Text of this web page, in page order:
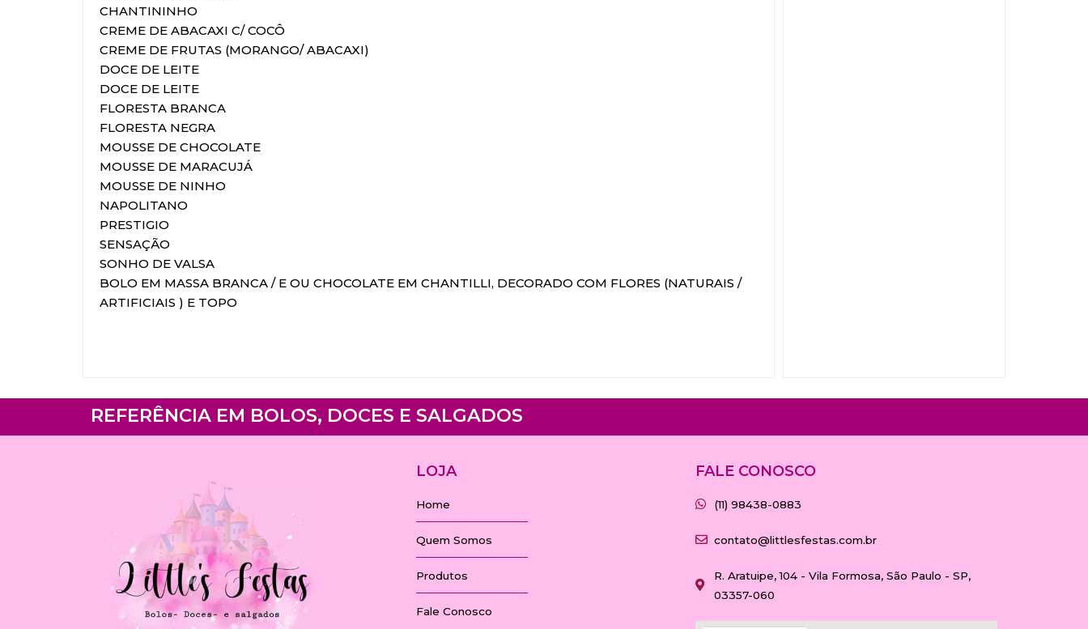
CHANTININHO
CREME DE ABACAXI C/ COCÔ
CREME DE FRUTAS (MORANGO/ ABACAXI)
DOCE DE LEITE
DOCE DE LEITE
FLORESTA BRANCA
FLORESTA NEGRA
MOUSSE DE CHOCOLATE
MOUSSE DE MARACUJÁ
MOUSSE DE NINHO
NAPOLITANO
PRESTIGIO
SENSAÇÃO
SONHO DE VALSA
BOLO EM MASSA BRANCA / E OU CHOCOLATE EM CHANTILLI, DECORADO COM FLORES (NATURAIS /
ARTIFICIAIS ) E TOPO
REFERÊNCIA EM BOLOS, DOCES E SALGADOS
LOJA
Home
Quem Somos
Produtos
Fale Conosco
FALE CONOSCO
(11) 98438-0883
contato@littlesfestas.com.br
R. Aratuipe, 104 - Vila Formosa, São Paulo - SP,
03357-060